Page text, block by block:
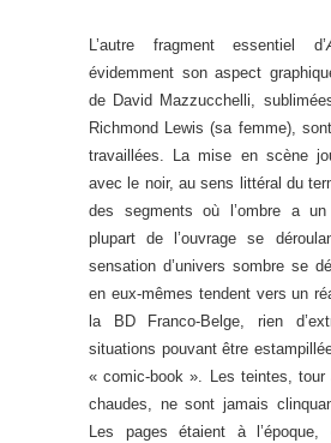
L’autre fragment essentiel d’
évidemment son aspect
de David Mazzucchelli,
Richmond Lewis (sa femme),
travaillées. La mise en scène
avec le noir, au sens littéral du
des segments où l’ombre a
plupart de l’ouvrage se
sensation d’univers sombre se
en eux-mêmes tendent vers un
la BD Franco-Belge, rien
situations pouvant être
« comic-book ». Les teintes,
chaudes, ne sont jamais
Les pages étaient à